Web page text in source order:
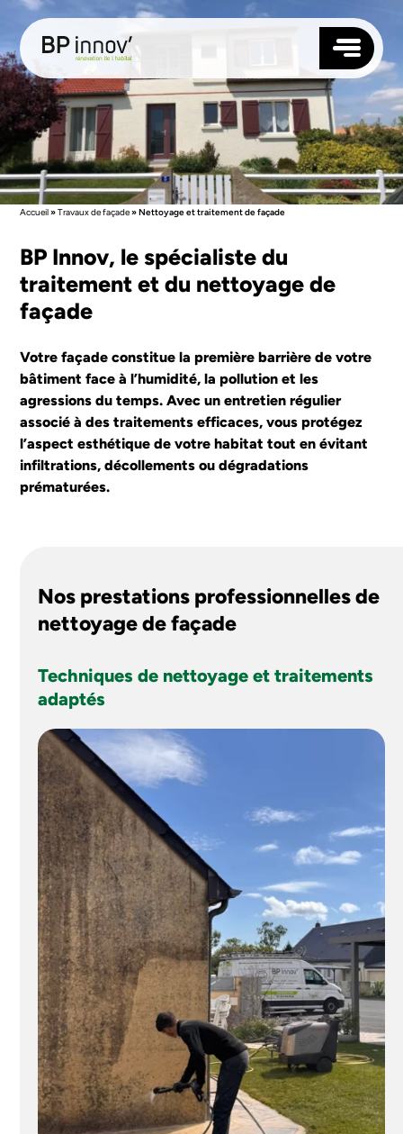
TOITURE
FAÇADE
ISOLATION
MENUISERIES
ANGERS
RENNES
NANTES
LORIENT
SAUMUR
VANNES
SAINT-BRIEUC
SAINT NAZAIRE
QUI SOMMES-NOUS ?
RÉALISATIONS
SUIVEZ-NOUS
Accueil»Travaux de façade»Nettoyage et traitement de façade
BP Innov, le spécialiste du
traitement et du nettoyage de
façade
Votre façade constitue la première barrière de votre
bâtiment face à l’humidité, la pollution et les
agressions du temps. Avec un entretien régulier
associé à des traitements efficaces, vous protégez
l’aspect esthétique de votre habitat tout en évitant
infiltrations, décollements ou dégradations
prématurées.
Nos prestations professionnelles de
nettoyage de façade
Techniques de nettoyage et traitements
adaptés